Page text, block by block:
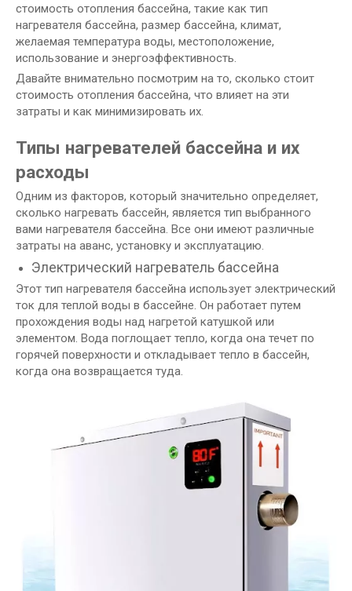
стоимость отопления бассейна, такие как тип
нагревателя бассейна, размер бассейна, климат,
желаемая температура воды, местоположение,
использование и энергоэффективность.
Давайте внимательно посмотрим на то, сколько стоит
стоимость отопления бассейна, что влияет на эти
затраты и как минимизировать их.
Типы нагревателей бассейна и их
расходы
Одним из факторов, который значительно определяет,
сколько нагревать бассейн, является тип выбранного
вами нагревателя бассейна. Все они имеют различные
затраты на аванс, установку и эксплуатацию.
Электрический нагреватель бассейна
Этот тип нагревателя бассейна использует электрический
ток для теплой воды в бассейне. Он работает путем
прохождения воды над нагретой катушкой или
элементом. Вода поглощает тепло, когда она течет по
горячей поверхности и откладывает тепло в бассейн,
когда она возвращается туда.